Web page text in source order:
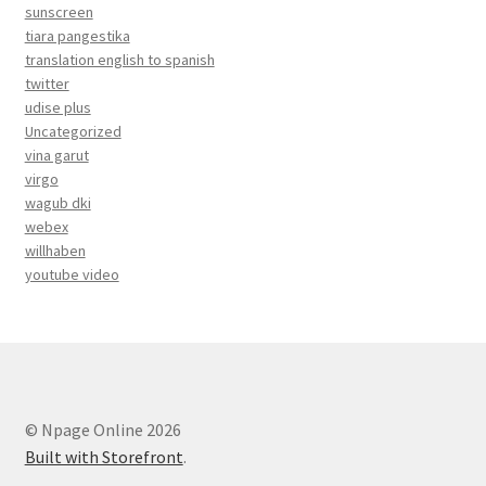
sunscreen
tiara pangestika
translation english to spanish
twitter
udise plus
Uncategorized
vina garut
virgo
wagub dki
webex
willhaben
youtube video
© Npage Online 2026
Built with Storefront.